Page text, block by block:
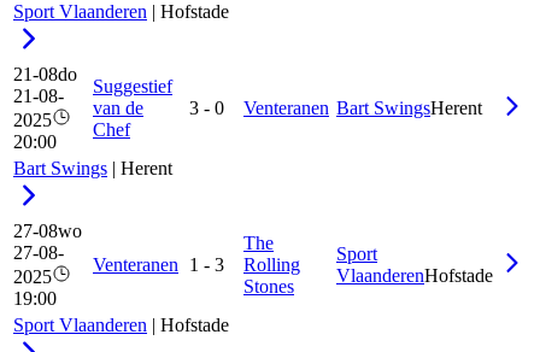
Sport Vlaanderen Hofstade
21-08do
21-08-
2025
20:00
Suggestief
van de
Chef
3 - 0 Venteranen Bart SwingsHerent
Bart Swings Herent
27-08wo
27-08-
2025
19:00
Venteranen 1 - 3
The
Rolling
Stones
Sport
VlaanderenHofstade
Sport Vlaanderen Hofstade